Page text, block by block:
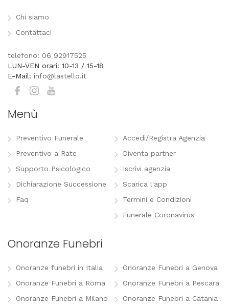
Chi siamo
Contattaci
telefono: 06 92917525
LUN-VEN orari: 10-13 / 15-18
E-Mail: info@lastello.it
Menù
Preventivo Funerale
Preventivo a Rate
Supporto Psicologico
Dichiarazione Successione
Faq
Accedi/Registra Agenzia
Diventa partner
Iscrivi agenzia
Scarica l'app
Termini e Condizioni
Funerale Coronavirus
Onoranze Funebri
Onoranze funebri in Italia
Onoranze Funebri a Roma
Onoranze Funebri a Milano
Onoranze Funebri a Genova
Onoranze Funebri a Pescara
Onoranze Funebri a Catania